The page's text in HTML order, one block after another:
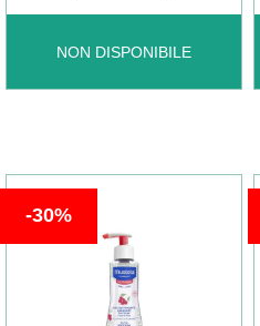
NON DISPONIBILE
MUSTELA
30%